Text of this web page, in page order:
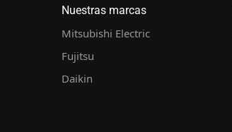
Nuestras marcas
Mitsubishi Electric
Fujitsu
Daikin